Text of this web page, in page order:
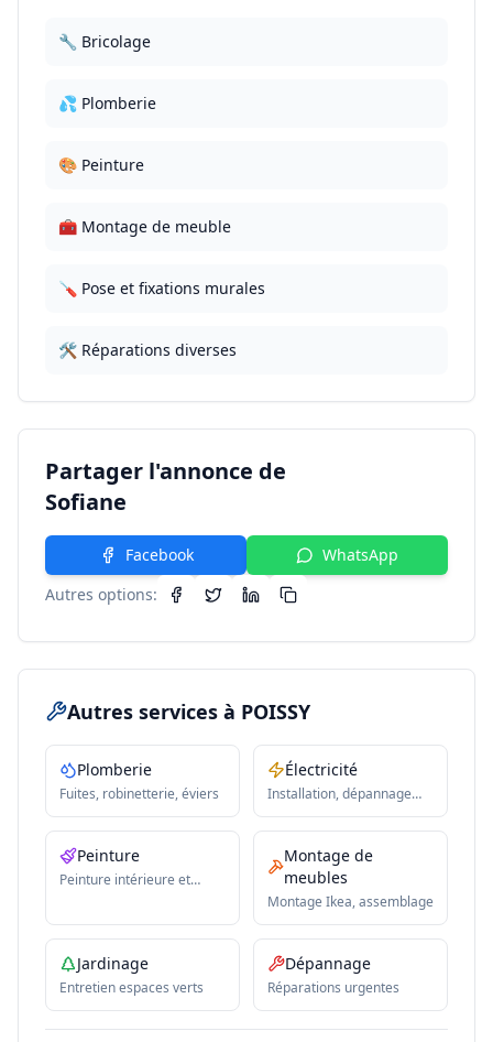
🔧 Bricolage
💦 Plomberie
🎨 Peinture
🧰 Montage de meuble
🪛 Pose et fixations murales
🛠️ Réparations diverses
Partager l'annonce de
Sofiane
Facebook
WhatsApp
Autres options:
Autres services à POISSY
Plomberie
Fuites, robinetterie, éviers
Électricité
Installation, dépannage
Peinture
Peinture intérieure et
Montage de
meubles
Montage Ikea, assemblage
Jardinage
Entretien espaces verts
Dépannage
Réparations urgentes